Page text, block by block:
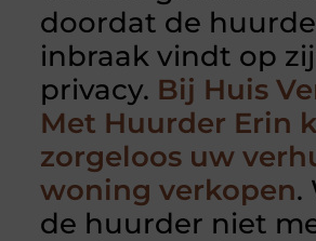
doordat de
inbraak vindt op
privacy. Bij Huis
Met Huurder Erin
zorgeloos uw
woning verkopen.
de huurder niet